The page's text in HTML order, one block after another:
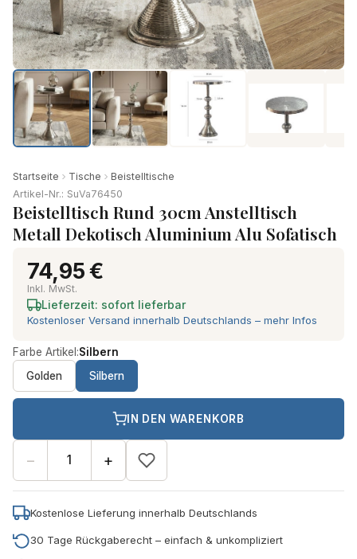
Produkt-Video ansehen
Startseite Tische
Beistelltische
Artikel-Nr.: SuVa76450
Beistelltisch Rund 30cm Anstelltisch
Metall Dekotisch Aluminium Alu Sofatisch
74,95 €
Inkl. MwSt.
Lieferzeit: sofort lieferbar
Kostenloser Versand innerhalb Deutschlands – mehr Infos
Farbe Artikel:Silbern
Golden
Silbern
− +
IN DEN WARENKORB
Kostenlose Lieferung innerhalb Deutschlands
30 Tage Rückgaberecht – einfach & unkompliziert